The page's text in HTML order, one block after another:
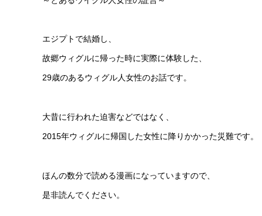
エジプトで結婚し、
故郷ウィグルに帰った時に実際に体験した、
29歳のあるウィグル人女性のお話です。
大昔に行われた迫害などではなく、
2015年ウィグルに帰国した女性に降りかかった災難です。
ほんの数分で読める漫画になっていますので、
是非読んでください。